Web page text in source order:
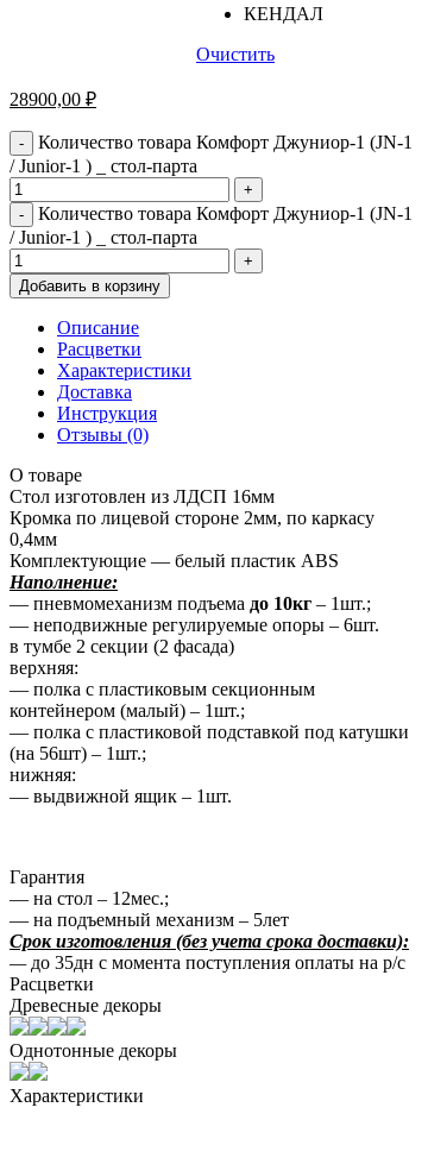
КЕНДАЛ
Очистить
28900,00 ₽
-
Количество товара Комфорт Джуниор-1 (JN-1
/ Junior-1 ) _ стол-парта
+
-
Количество товара Комфорт Джуниор-1 (JN-1
/ Junior-1 ) _ стол-парта
+
Добавить в корзину
Описание
Расцветки
Характеристики
Доставка
Инструкция
Отзывы (0)
О товаре
Стол изготовлен из ЛДСП 16мм
Кромка по лицевой стороне 2мм, по каркасу
0,4мм
Комплектующие — белый пластик ABS
Наполнение:
— пневмомеханизм подъема до 10кг – 1шт.;
— неподвижные регулируемые опоры – 6шт.
в тумбе 2 секции (2 фасада)
верхняя:
— полка с пластиковым секционным
контейнером (малый) – 1шт.;
— полка с пластиковой подставкой под катушки
(на 56шт) – 1шт.;
нижняя:
— выдвижной ящик – 1шт.
Гарантия
— на стол – 12мес.;
— на подъемный механизм – 5лет
Срок изготовления (без учета срока доставки):
— до 35дн с момента поступления оплаты на р/с
Расцветки
Древесные декоры
Однотонные декоры
Характеристики